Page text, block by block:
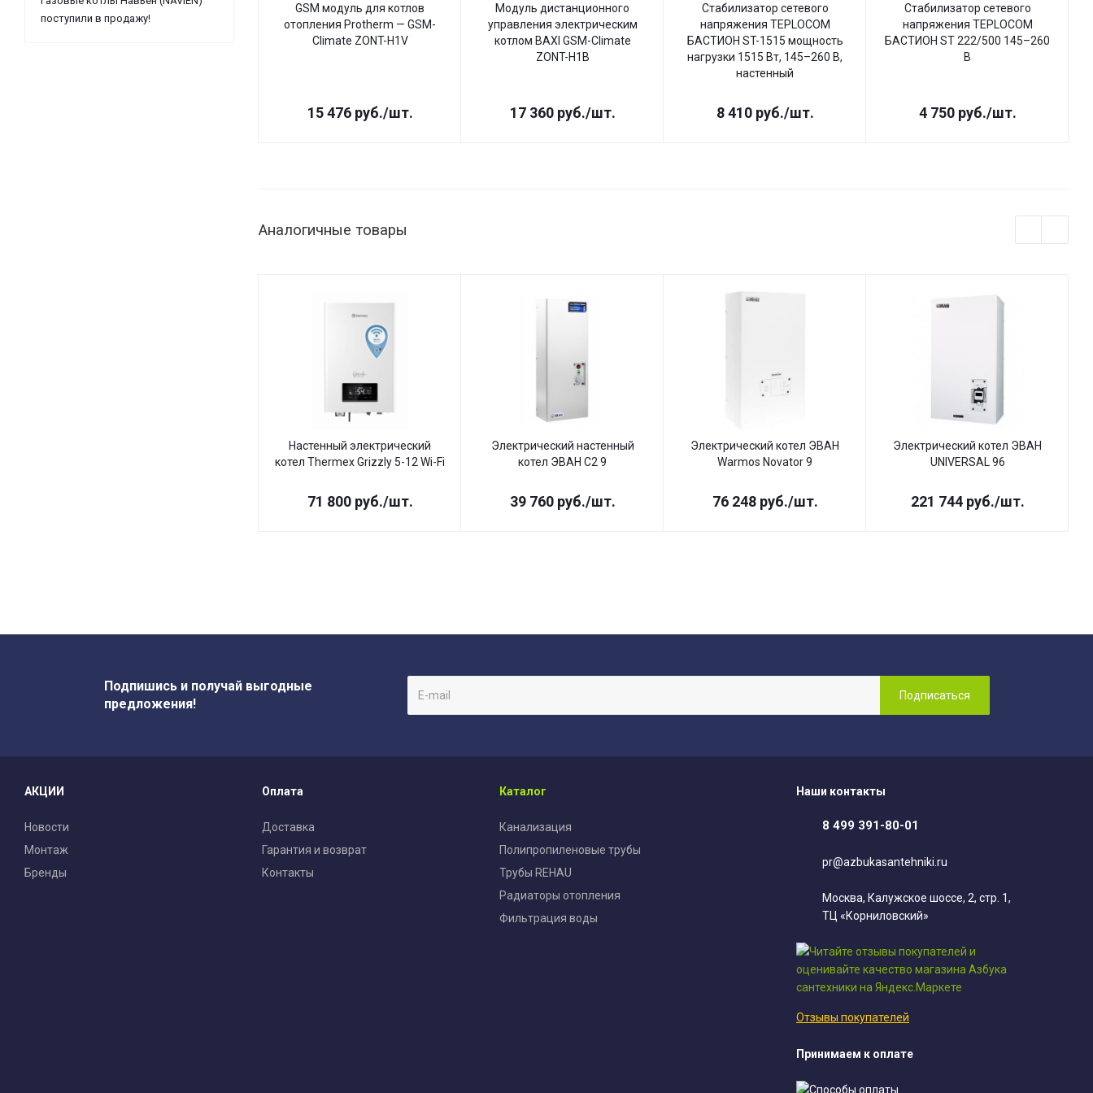
GSM модуль для котлов
отопления Protherm — GSM-
Climate ZONT-H1V
15 476руб./шт.
Модуль дистанционного
управления электрическим
котлом BAXI GSM-Climate
ZONT-H1B
17 360руб./шт.
Стабилизатор сетевого
напряжения TEPLOCOM
БАСТИОН ST-1515 мощность
нагрузки 1515 Вт, 145–260 В,
настенный
8 410руб./шт.
Стабилизатор сетевого
напряжения TEPLOCOM
БАСТИОН ST 222/500 145–260
В
4 750руб./шт.
Аналогичные товары
Настенный электрический
котел Thermex Grizzly 5-12 Wi-Fi
71 800руб./шт.
Электрический настенный
котел ЭВАН С2 9
39 760руб./шт.
Электрический котел ЭВАН
Warmos Novator 9
76 248руб./шт.
Электрический котел ЭВАН
UNIVERSAL 96
221 744руб./шт.
поступили в продажу!
Подпишись и получай выгодные
предложения!
АКЦИИ
Новости
Монтаж
Бренды
Оплата
Доставка
Гарантия и возврат
Контакты
Каталог
Канализация
Полипропиленовые трубы
Трубы REHAU
Радиаторы отопления
Фильтрация воды
Наши контакты
8 499 391-80-01
pr@azbukasantehniki.ru
Москва, Калужское шоссе, 2, стр. 1,
ТЦ «Корниловский»
Отзывы покупателей
Принимаем к оплате